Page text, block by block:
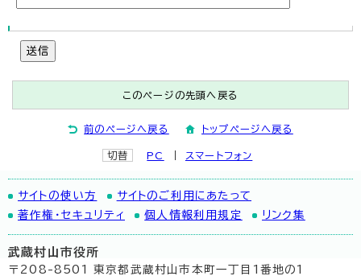
送信
このページの先頭へ戻る
前のページへ戻る トップページへ戻る
切替 PC スマートフォン
サイトの使い方
サイトのご利用にあたって
著作権・セキュリティ
個人情報利用規定 リンク集
武蔵村山市役所
〒208-8501 東京都武蔵村山市本町一丁目1番地の1